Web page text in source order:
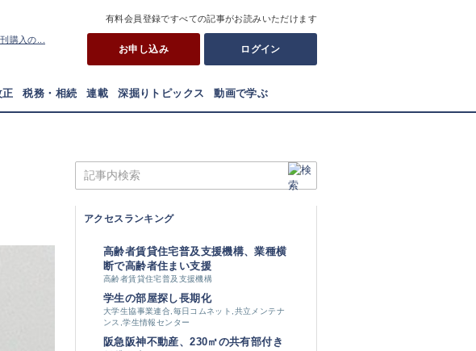
有料会員登録ですべての記事がお読みいただけます
お申し込み ログイン
購入の...
正 税務・相続 連載 深掘りトピックス 動画で学ぶ
アクセスランキング
高齢者賃貸住宅普及支援機構、業種横
断で高齢者住まい支援
高齢者賃貸住宅普及支援機構
学生の部屋探し長期化
大学生協事業連合,毎日コムネット,共立メンテナ
ンス,学生情報センター
阪急阪神不動産、230㎡の共有部付き